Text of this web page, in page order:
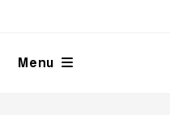
Menu